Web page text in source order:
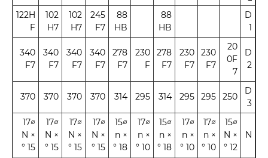
D
1
88
HB
88
HB
245
F7
102
H7
102
H7
122H
F
D
2
20
0F
7
230
F7
230
F7
278
F7
230
F
278
F7
340
F7
340
F7
340
F7
340
F7
D
3
250
295
295
314
295
314
370
370
370
370
N
∅15
× N
° 12
∅17
× n
° 10
∅17
× n
° 10
∅15
× n
° 18
∅17
× n
° 10
∅15
× n
° 18
∅17
× N
° 15
∅17
× N
° 15
∅17
× N
° 15
∅17
× N
° 15